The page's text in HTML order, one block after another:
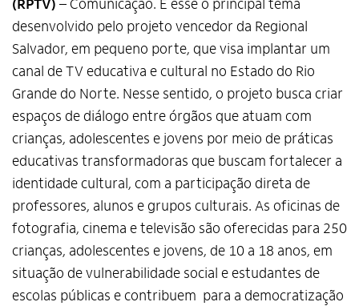
(RPTV) – Comunicação. É esse o principal tema
desenvolvido pelo projeto vencedor da Regional
Salvador, em pequeno porte, que visa implantar um
canal de TV educativa e cultural no Estado do Rio
Grande do Norte. Nesse sentido, o projeto busca criar
espaços de diálogo entre órgãos que atuam com
crianças, adolescentes e jovens por meio de práticas
educativas transformadoras que buscam fortalecer a
identidade cultural, com a participação direta de
professores, alunos e grupos culturais. As oficinas de
fotografia, cinema e televisão são oferecidas para 250
crianças, adolescentes e jovens, de 10 a 18 anos, em
situação de vulnerabilidade social e estudantes de
escolas públicas e contribuem para a democratização